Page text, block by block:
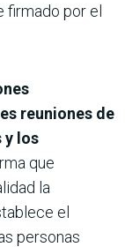
firmado por el
reuniones de
y los
que
la
el
personas